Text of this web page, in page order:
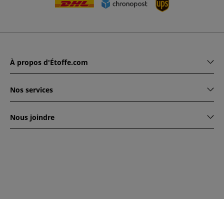
À propos d'Étoffe.com
Nos services
Nous joindre